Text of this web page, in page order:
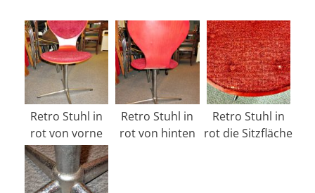
Retro Stuhl in
rot von vorne
Retro Stuhl in
rot von hinten
Retro Stuhl in
rot die Sitzfläche